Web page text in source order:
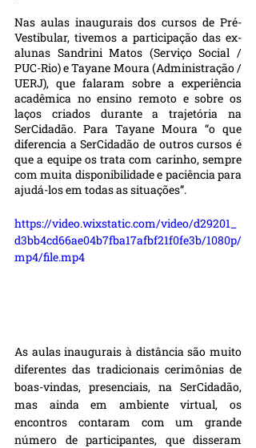
Nas aulas inaugurais dos cursos de Pré-
Vestibular, tivemos a participação das ex-
alunas Sandrini Matos (Serviço Social /
PUC-Rio) e Tayane Moura (Administração /
UERJ), que falaram sobre a experiência
acadêmica no ensino remoto e sobre os
laços criados durante a trajetória na
SerCidadão. Para Tayane Moura “o que
diferencia a SerCidadão de outros cursos é
que a equipe os trata com carinho, sempre
com muita disponibilidade e paciência para
ajudá-los em todas as situações”.
https://video.wixstatic.com/video/d29201_
d3bb4cd66ae04b7fba17afbf21f0fe3b/1080p/
mp4/file.mp4
As aulas inaugurais à distância são muito
diferentes das tradicionais cerimônias de
boas-vindas, presenciais, na SerCidadão,
mas ainda em ambiente virtual, os
encontros contaram com um grande
número de participantes, que disseram